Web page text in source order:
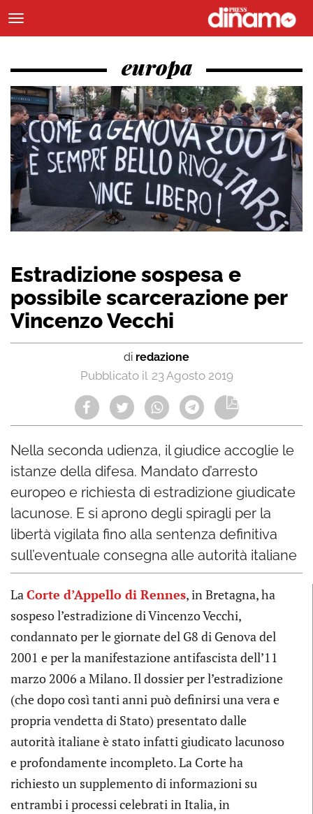
europa
Estradizione sospesa e
possibile scarcerazione per
Vincenzo Vecchi
di redazione
23 Agosto 2019
Nella seconda udienza, il giudice accoglie le
istanze della difesa. Mandato d’arresto
europeo e richiesta di estradizione giudicate
lacunose. E si aprono degli spiragli per la
libertà vigilata fino alla sentenza definitiva
sull’eventuale consegna alle autorità italiane
LaCorte d’Appello di Rennes, in Bretagna, ha
sospeso l’estradizione di Vincenzo Vecchi,
condannato per le giornate del G8 di Genova del
2001 e per la manifestazione antifascista dell’11
marzo 2006 a Milano. Il dossier per l’estradizione
(che dopo così tanti anni può definirsi una vera e
propria vendetta di Stato) presentato dalle
autorità italiane è stato infatti giudicato lacunoso
e profondamente incompleto. La Corte ha
richiesto un supplemento di informazioni su
entrambi i processi celebrati in Italia, in